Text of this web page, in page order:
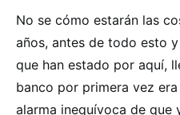
No se cómo estarán las
años, antes de todo esto
que han estado por aquí,
banco por primera vez
alarma inequívoca de que